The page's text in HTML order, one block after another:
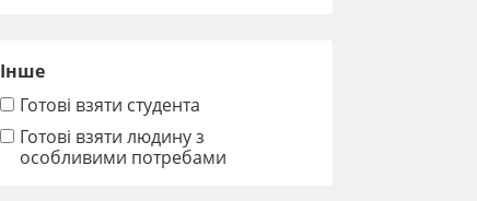
Інше
Готові взяти студента
Готові взяти людину з
особливими потребами